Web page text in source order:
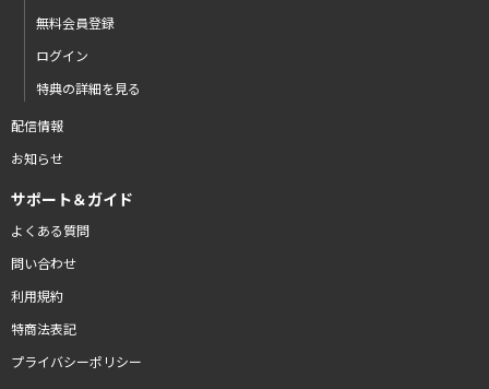
無料会員登録
ログイン
特典の詳細を見る
配信情報
お知らせ
サポート＆ガイド
よくある質問
問い合わせ
利用規約
特商法表記
プライバシーポリシー